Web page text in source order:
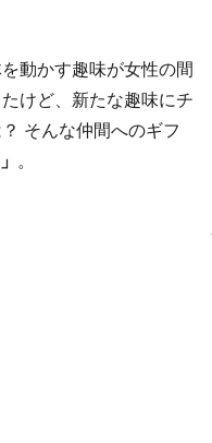
動かす趣味が女性の間
けど、新たな趣味にチ
そんな仲間へのギフ
。